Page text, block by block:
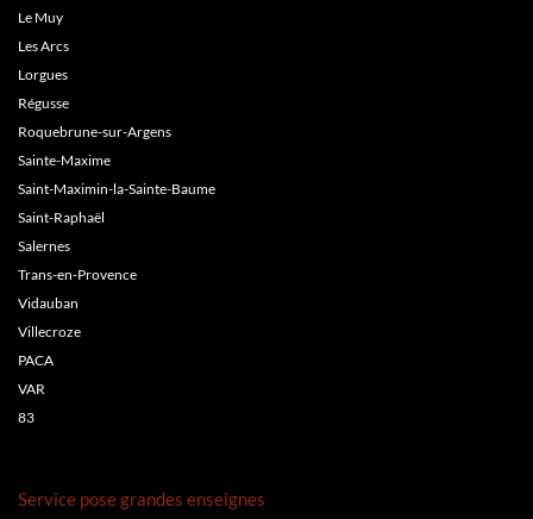
Le Muy
Les Arcs
Lorgues
Régusse
Roquebrune-sur-Argens
Sainte-Maxime
Saint-Maximin-la-Sainte-Baume
Saint-Raphaël
Salernes
Trans-en-Provence
Vidauban
Villecroze
PACA
VAR
83
Service pose grandes enseignes